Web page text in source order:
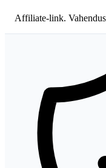
Affiliate-link.